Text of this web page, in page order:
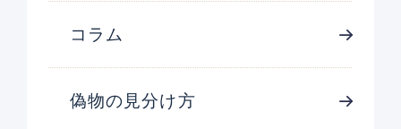
コラム
偽物の見分け方